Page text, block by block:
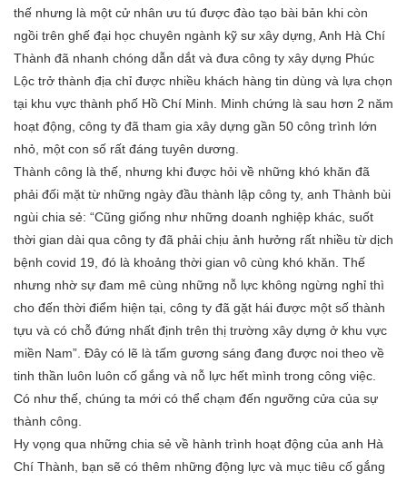
thế nhưng là một cử nhân ưu tú được đào tạo bài bản khi còn
ngồi trên ghế đại học chuyên ngành kỹ sư xây dựng, Anh Hà Chí
Thành đã nhanh chóng dẫn dắt và đưa công ty xây dựng Phúc
Lộc trở thành địa chỉ được nhiều khách hàng tin dùng và lựa chọn
tại khu vực thành phố Hồ Chí Minh. Minh chứng là sau hơn 2 năm
hoạt động, công ty đã tham gia xây dựng gần 50 công trình lớn
nhỏ, một con số rất đáng tuyên dương.
Thành công là thế, nhưng khi được hỏi về những khó khăn đã
phải đối mặt từ những ngày đầu thành lập công ty, anh Thành bùi
ngùi chia sẻ: “Cũng giống như những doanh nghiệp khác, suốt
thời gian dài qua công ty đã phải chịu ảnh hưởng rất nhiều từ dịch
bệnh covid 19, đó là khoảng thời gian vô cùng khó khăn. Thế
nhưng nhờ sự đam mê cùng những nỗ lực không ngừng nghỉ thì
cho đến thời điểm hiện tại, công ty đã gặt hái được một số thành
tựu và có chỗ đứng nhất định trên thị trường xây dựng ở khu vực
miền Nam”. Đây có lẽ là tấm gương sáng đang được noi theo về
tinh thần luôn luôn cố gắng và nỗ lực hết mình trong công việc.
Có như thế, chúng ta mới có thể chạm đến ngưỡng cửa của sự
thành công.
Hy vọng qua những chia sẻ về hành trình hoạt động của anh Hà
Chí Thành, bạn sẽ có thêm những động lực và mục tiêu cố gắng